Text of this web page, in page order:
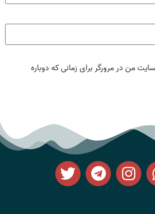
من در مرورگر برای زمانی که دوباره